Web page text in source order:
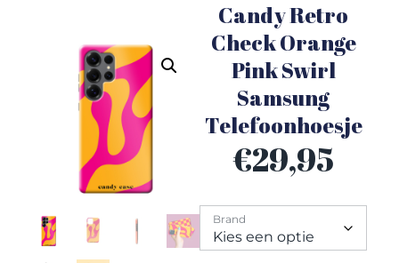
Collecties
Candy Retro
Check Orange
Pink Swirl
Samsung
Telefoonhoesje
€29,95
Brand